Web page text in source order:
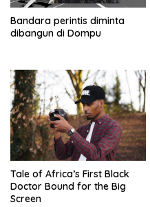
Bandara perintis diminta
dibangun di Dompu
Tale of Africa’s First Black
Doctor Bound for the Big
Screen